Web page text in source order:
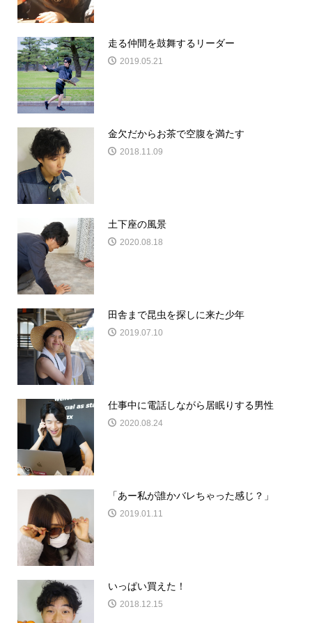
走る仲間を鼓舞するリーダー
2019.05.21
金欠だからお茶で空腹を満たす
2018.11.09
土下座の風景
2020.08.18
田舎まで昆虫を探しに来た少年
2019.07.10
仕事中に電話しながら居眠りする男性
2020.08.24
「あー私が誰かバレちゃった感じ？」
2019.01.11
いっぱい買えた！
2018.12.15